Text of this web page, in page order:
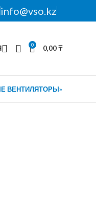
info@vso.kz
0 0,00₸
ВЕНТИЛЯТОРЫ»